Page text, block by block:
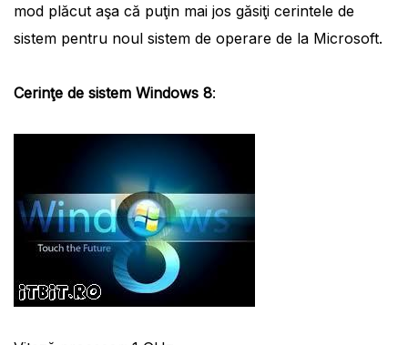
mod plăcut aşa că puţin mai jos găsiţi cerintele de
sistem pentru noul sistem de operare de la Microsoft.
Cerinţe de sistem Windows 8: